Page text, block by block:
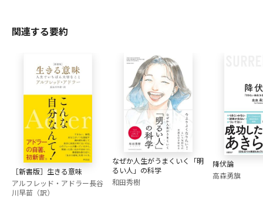
10:45 夢に近づく目標の区切り方
出演者
土屋礼央
1976年9月1日生まれ。東京都国分寺市出身。RAG FAIRとし
て2001年メジャーデビュー。紅白歌合戦、オリコンシングル
１、２位独占、ゴールデンアロー新人賞受賞するなどアカペ
ラブームの立役者となる。2011年よりソロプロジェクトTTRE
をスタート。RAG FAIR、ズボンドズボン、TTRE楽曲の多く
の作詞作曲を手掛ける。 TBSラジオ『こねくと』、
NACK5『カメレオンパーティー』などラジオ番組のパーソナ
関連する要約
［新書版］生きる意味
アルフレッド・アドラー長谷
川早苗（訳）
なぜか人生がうまくいく「明
るい人」の科学
和田秀樹
降伏論
高森勇旗